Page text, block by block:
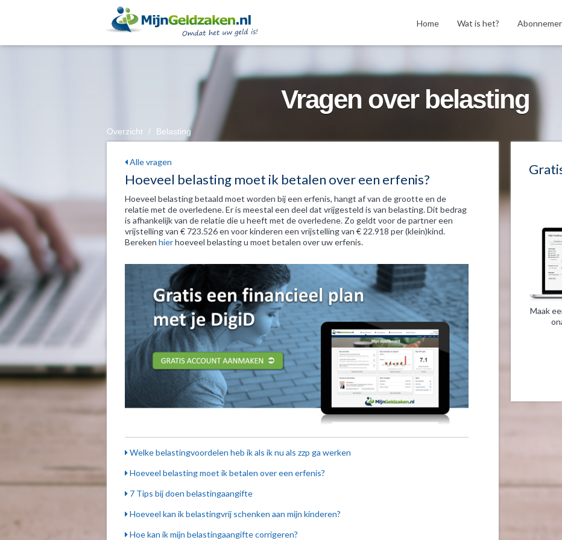
Home Wat is het?
Vragen over belasting
Overzicht / Belasting
Alle vragen
Hoeveel belasting moet ik betalen over een erfenis?
Hoeveel belasting betaald moet worden bij een erfenis, hangt af van de grootte en de
relatie met de overledene. Er is meestal een deel dat vrijgesteld is van belasting. Dit bedrag
is afhankelijk van de relatie die u heeft met de overledene. Zo geldt voor de partner een
vrijstelling van € 723.526 en voor kinderen een vrijstelling van € 22.918 per (klein)kind.
Bereken hierhoeveel belasting u moet betalen over uw erfenis.
Welke belastingvoordelen heb ik als ik nu als zzp ga werken
Hoeveel belasting moet ik betalen over een erfenis?
7 Tips bij doen belastingaangifte
Hoeveel kan ik belastingvrij schenken aan mijn kinderen?
Hoe kan ik mijn belastingaangifte corrigeren?
Maak